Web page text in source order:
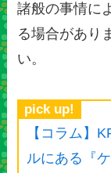
諸般の事情に
る場合があり
い。
pick up!
【コラム】
ルにある『